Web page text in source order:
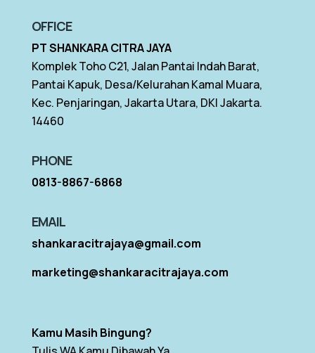
OFFICE
PT SHANKARA CITRA JAYA
Komplek Toho C21, Jalan Pantai Indah Barat,
Pantai Kapuk, Desa/Kelurahan Kamal Muara,
Kec. Penjaringan, Jakarta Utara, DKI Jakarta.
14460
PHONE
0813-8867-6868
EMAIL
shankaracitrajaya@gmail.com
marketing@shankaracitrajaya.com
Kamu Masih Bingung?